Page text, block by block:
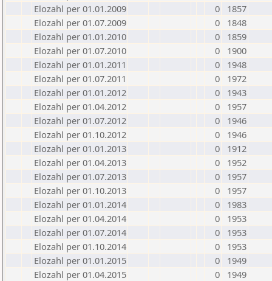
Elozahl per 01.01.2009
0
1857
Elozahl per 01.07.2009
0
1848
Elozahl per 01.01.2010
0
1859
Elozahl per 01.07.2010
0
1900
Elozahl per 01.01.2011
0
1948
Elozahl per 01.07.2011
0
1972
Elozahl per 01.01.2012
0
1943
Elozahl per 01.04.2012
0
1957
Elozahl per 01.07.2012
0
1946
Elozahl per 01.10.2012
0
1946
Elozahl per 01.01.2013
0
1912
Elozahl per 01.04.2013
0
1952
Elozahl per 01.07.2013
0
1957
Elozahl per 01.10.2013
0
1957
Elozahl per 01.01.2014
0
1983
Elozahl per 01.04.2014
0
1953
Elozahl per 01.07.2014
0
1953
Elozahl per 01.10.2014
0
1953
Elozahl per 01.01.2015
0
1949
Elozahl per 01.04.2015
0
1949